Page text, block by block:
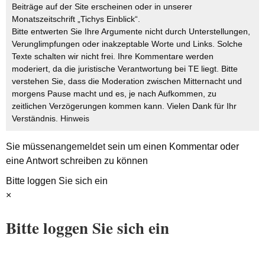
Beiträge auf der Site erscheinen oder in unserer
Monatszeitschrift „Tichys Einblick“.
Bitte entwerten Sie Ihre Argumente nicht durch Unterstellungen,
Verunglimpfungen oder inakzeptable Worte und Links. Solche
Texte schalten wir nicht frei. Ihre Kommentare werden
moderiert, da die juristische Verantwortung bei TE liegt. Bitte
verstehen Sie, dass die Moderation zwischen Mitternacht und
morgens Pause macht und es, je nach Aufkommen, zu
zeitlichen Verzögerungen kommen kann. Vielen Dank für Ihr
Verständnis. Hinweis
Sie müssenangemeldetsein um einen Kommentar oder
eine Antwort schreiben zu können
Bitte loggen Sie sich ein
×
Bitte loggen Sie sich ein